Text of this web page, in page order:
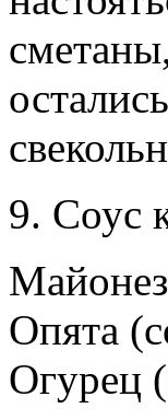
9. Соус
Опята
Огурец